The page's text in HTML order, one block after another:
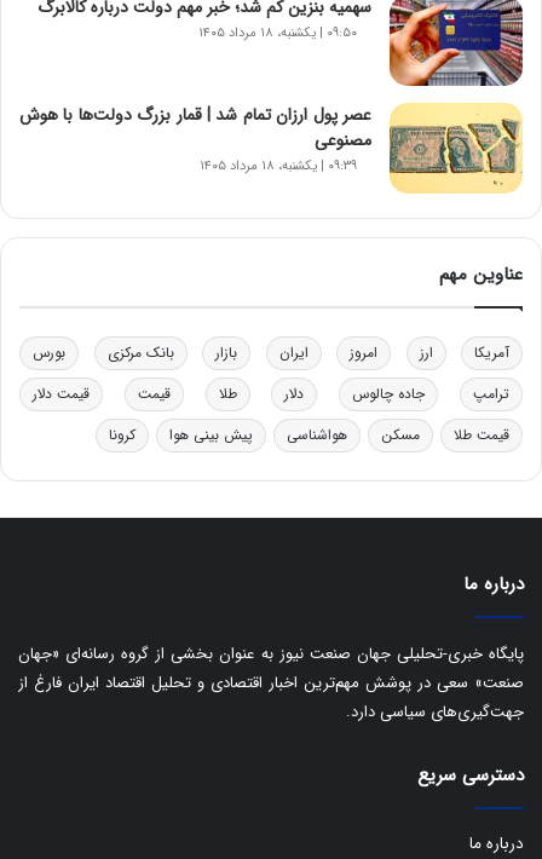
و
د
ر
و
ب
ر
ی
ت
و
ل
د
خ
و
د
ر
و
ی
ک
ی
ف
ی
سهمیه بنزین کم شد؛ خبر مهم دولت درباره کالابرگ
۰۹:۵۰ | یکشنبه، ۱۸ مرداد ۱۴۰۵
عصر پول ارزان تمام شد | قمار بزرگ دولت‌ها با هوش
مصنوعی
۰۹:۳۹ | یکشنبه، ۱۸ مرداد ۱۴۰۵
عناوین مهم
آمریکا ارز امروز ایران بازار بانک مرکزی
بورس
ترامپ
جاده چالوس دلار طلا قیمت
قیمت دلار
قیمت طلا
مسکن هواشناسی پیش بینی هوا کرونا
درباره ما
پایگاه خبری-تحلیلی جهان صنعت نیوز به عنوان بخشی از گروه رسانه‌ای «جهان
صنعت» سعی در پوشش مهم‌ترین اخبار اقتصادی و تحلیل اقتصاد ایران فارغ از
جهت‌گیری‌های سیاسی دارد.
دسترسی سریع
درباره ما